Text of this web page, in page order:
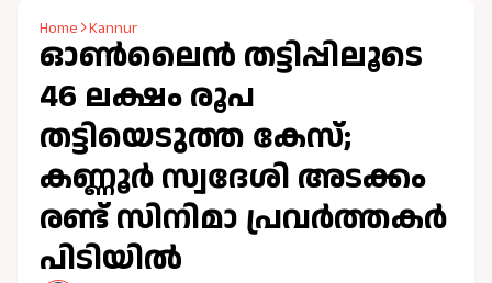
Home Kannur
ഓൺലൈൻ തട്ടിപ്പിലൂടെ
46 ലക്ഷം രൂപ
തട്ടിയെടുത്ത കേസ്;
കണ്ണൂർ സ്വദേശി അടക്കം
രണ്ട് സിനിമാ പ്രവർത്തകർ
പിടിയിൽ